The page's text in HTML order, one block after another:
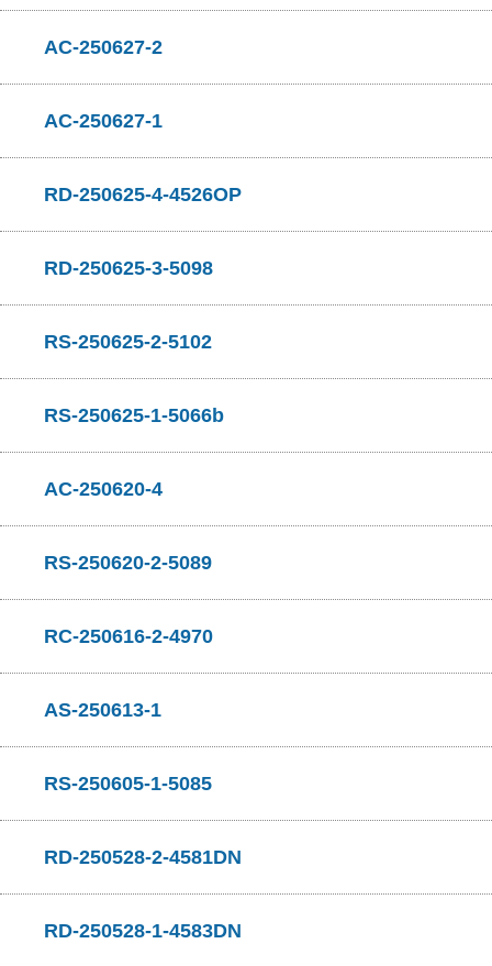
AC-250627-2
AC-250627-1
RD-250625-4-4526OP
RD-250625-3-5098
RS-250625-2-5102
RS-250625-1-5066b
AC-250620-4
RS-250620-2-5089
RC-250616-2-4970
AS-250613-1
RS-250605-1-5085
RD-250528-2-4581DN
RD-250528-1-4583DN